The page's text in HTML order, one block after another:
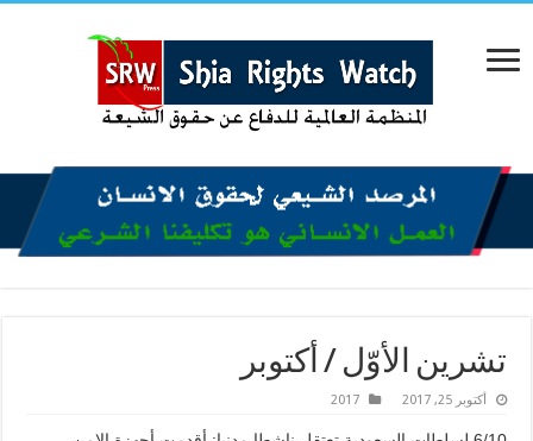
تشرين الأوّل / أكتوبر
أكتوبر 25, 2017 2017